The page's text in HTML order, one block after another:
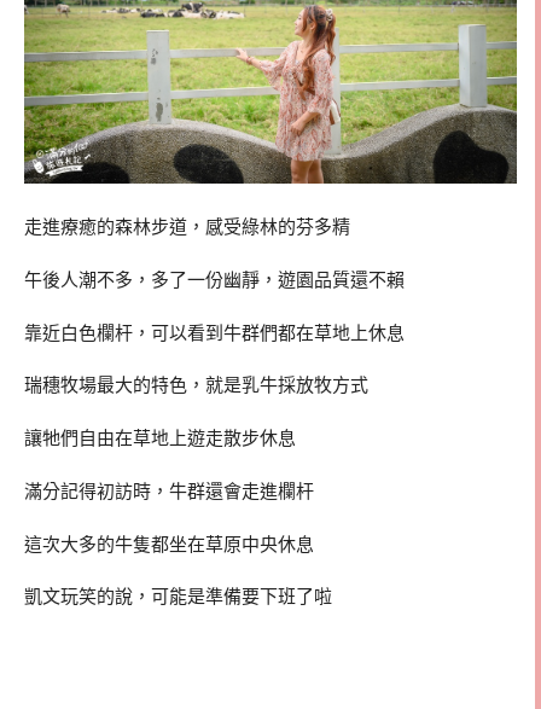
走進療癒的森林步道，感受綠林的芬多精
午後人潮不多，多了一份幽靜，遊園品質還不賴
靠近白色欄杆，可以看到牛群們都在草地上休息
瑞穗牧場最大的特色，就是乳牛採放牧方式
讓牠們自由在草地上遊走散步休息
滿分記得初訪時，牛群還會走進欄杆
這次大多的牛隻都坐在草原中央休息
凱文玩笑的說，可能是準備要下班了啦